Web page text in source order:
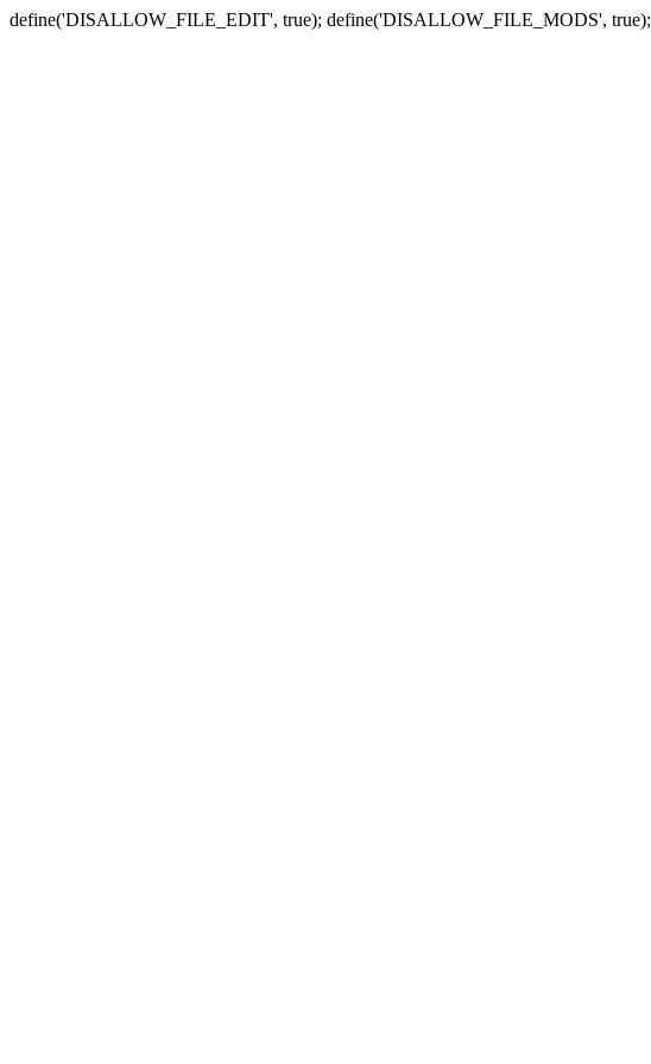
define('DISALLOW_FILE_EDIT', true); define('DISALLOW_FILE_MODS', true);